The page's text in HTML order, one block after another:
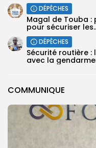
COMMUNIQUE
DÉPÊCHES
Magal de Touba :
pour sécuriser
DÉPÊCHES
Sécurité routière :
avec la